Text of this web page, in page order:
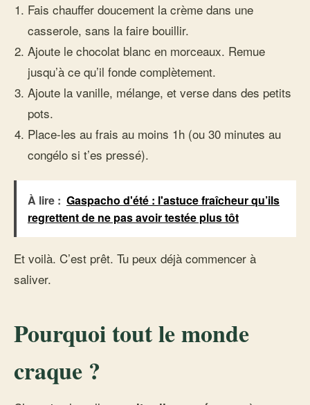
Fais chauffer doucement la crème dans une
casserole, sans la faire bouillir.
Ajoute le chocolat blanc en morceaux. Remue
jusqu’à ce qu’il fonde complètement.
Ajoute la vanille, mélange, et verse dans des petits
pots.
Place-les au frais au moins 1h (ou 30 minutes au
congélo si t’es pressé).
À lire : Gaspacho d'été : l'astuce fraîcheur qu’ils
regrettent de ne pas avoir testée plus tôt
Et voilà. C’est prêt. Tu peux déjà commencer à
saliver.
Pourquoi tout le monde
craque ?